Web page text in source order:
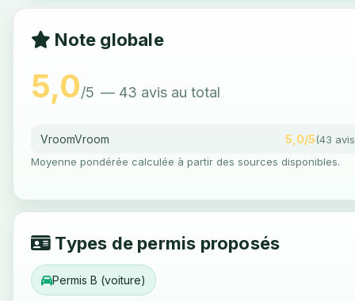
Note globale
5,0/5 — 43 avis au total
VroomVroom 5,0/5(43
Moyenne pondérée calculée à partir des sources disponibles.
Types de permis proposés
Permis B (voiture)